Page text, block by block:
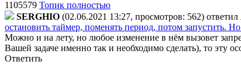
1105579 Топик полностью
SERGHIO (02.06.2021 13:27, просмотров: 562) ответил
остановить таймер, поменять период, потом запустить.
Можно и на лету, но любое изменение в нём вызовет
Вашей задаче именно так и необходимо сделать), то эту
Ответить